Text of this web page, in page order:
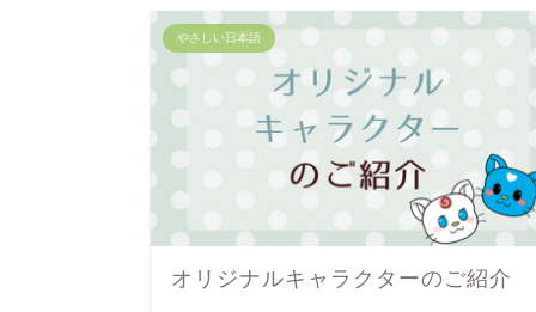
やさしい日本語
オリジナルキャラクターのご紹介